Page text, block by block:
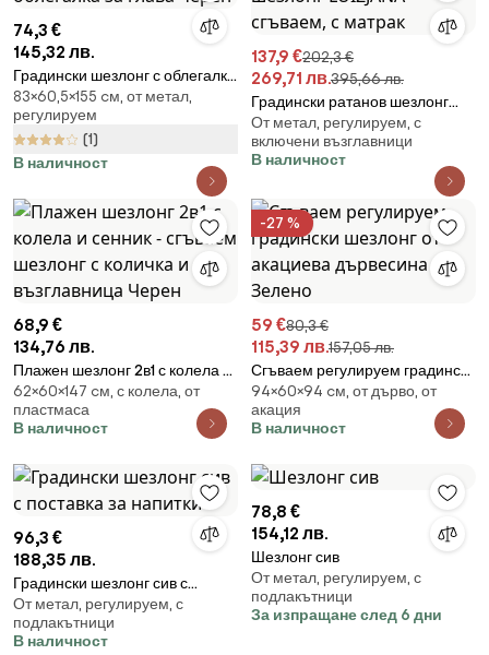
74,3 €
145,32 лв.
Градински шезлонг с облегалка
за глава черен
83×60,5×155 cм, от метал,
регулируем
(1)
В наличност
137,9 €202,3 €
269,71 лв.395,66 лв.
Градински ратанов шезлонг
LUIZJANA - сгъваем, с матрак
От метал, регулируем, с
включени възглавници
В наличност
68,9 €
134,76 лв.
Плажен шезлонг 2в1 с колела и
сенник - сгъваем шезлонг с
количка и възглавница Черен
62×60×147 cм, с колела, от
пластмаса
В наличност
-27 %
59 €80,3 €
115,39 лв.157,05 лв.
Сгъваем регулируем градински
шезлонг от акациева
дървесина Зелено
94×60×94 cм, от дърво, от
акация
В наличност
96,3 €
188,35 лв.
Градински шезлонг сив с
поставка за напитки
От метал, регулируем, с
подлакътници
В наличност
78,8 €
154,12 лв.
Шезлонг сив
От метал, регулируем, с
подлакътници
За изпращане след 6 дни